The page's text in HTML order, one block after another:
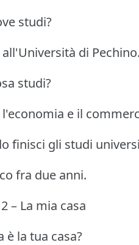
studi?
di Pechino.
studi?
l'economia e il
finisci gli studi
fra due anni.
– La mia casa
è la tua casa?